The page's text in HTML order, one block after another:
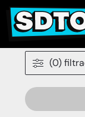
(0)